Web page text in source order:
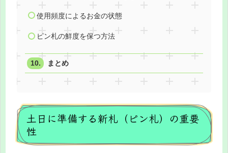
使用頻度によるお金の状態
ピン札の鮮度を保つ方法
まとめ
土日に準備する新札（ピン札）の重要
性